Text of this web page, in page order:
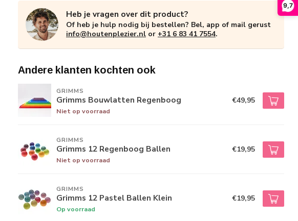
9,7
Heb je vragen over dit product?
Of heb je hulp nodig bij bestellen? Bel, app of mail gerust
info@houtenplezier.nl or +31 6 83 41 7554.
Andere klanten kochten ook
GRIMMS
Grimms Bouwlatten Regenboog
Niet op voorraad
€49,95
GRIMMS
Grimms 12 Regenboog Ballen
Niet op voorraad
€19,95
GRIMMS
Grimms 12 Pastel Ballen Klein
Op voorraad
€19,95